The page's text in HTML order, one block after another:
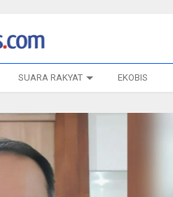
SUARA RAKYAT EKOBIS